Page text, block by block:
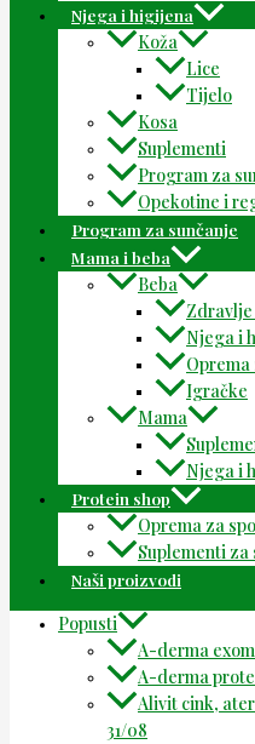
Njega i higijena
Koža
Lice
Tijelo
Kosa
Suplementi
Program za
Opekotine i
Program za sunčanje
Mama i beba
Beba
Zdravlje
Njega i
Oprema
Igračke
Mama
Njega i
Protein shop
Oprema za
Suplementi
Naši proizvodi
Popusti
A-derma
A-derma
Alivit cink,
31/08